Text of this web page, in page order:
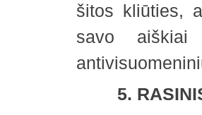
šitos kliūties,
savo aiškiai
5.